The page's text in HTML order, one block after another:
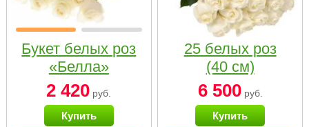
Букет белых роз
«Белла»
2 420 руб.
Купить
25 белых роз
(40 см)
6 500руб.
Купить